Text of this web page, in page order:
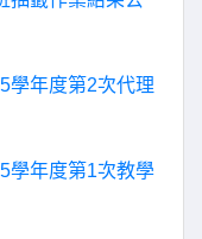
學年度第2次代理
學年度第1次教學